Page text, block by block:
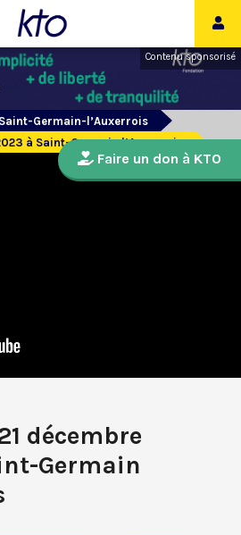
Contenu sponsorisé
Germain-l’Auxerrois
à Saint-Germain l’Auxerrois
décembre
Germain
Faire un don à KTO